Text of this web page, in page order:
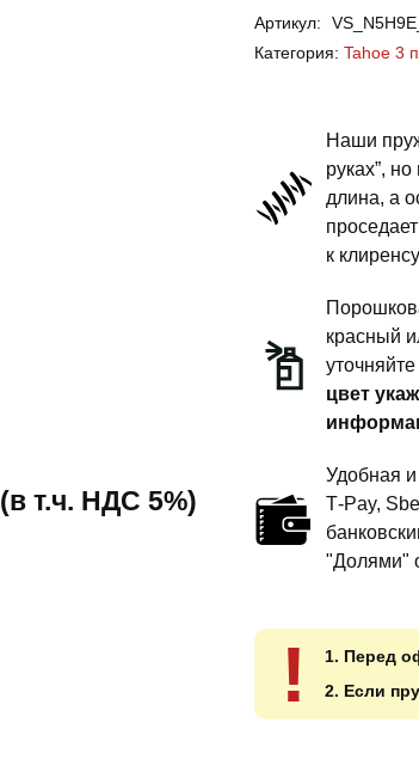
(в т.ч. НДС 5%)
Tahoe
GMT900
поколение
пружины
передней
подвески
силовой
Артикул:
Категория:Tahoe 3
Наши
руках”,
длина, а
к
красный
цвет
Удобная
T‑Pay,
"Долями"
!
1. Перед
2. Если